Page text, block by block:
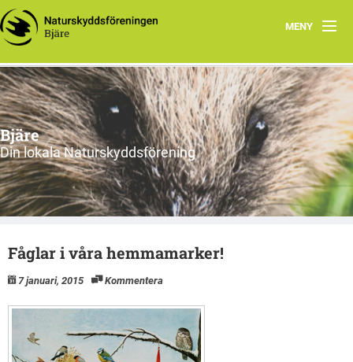
MENY
Hem
Om oss
Styrelsen
Program
Vad vi gör!
Bjäre
Din lokala Naturskyddsförening
Fåglar i våra hemmamarker!
7 januari, 2015 Kommentera